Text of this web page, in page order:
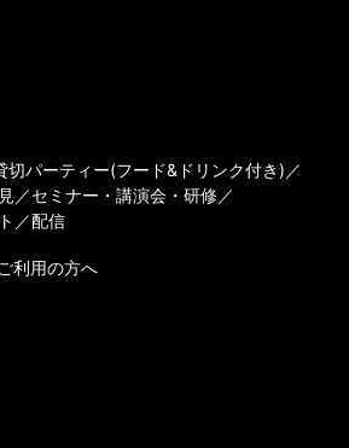
切パーティー(フード&ドリンク付き)
セミナー・講演会・研修
配信
利用の方へ